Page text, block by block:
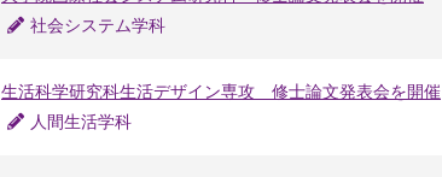
社会システム学科
生活科学研究科生活デザイン専攻 修士論文発表会を開催
人間生活学科